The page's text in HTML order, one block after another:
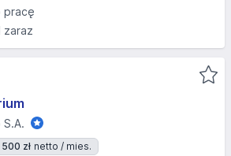
pracę
zaraz
zł netto / mies.